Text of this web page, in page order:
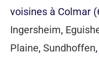
voisines à Colmar
Ingersheim,
Plaine, Sundhoffen,